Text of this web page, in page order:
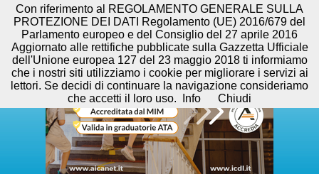
Con riferimento al REGOLAMENTO GENERALE SULLA
PROTEZIONE DEI DATI Regolamento (UE) 2016/679 del
Parlamento europeo e del Consiglio del 27 aprile 2016
Aggiornato alle rettifiche pubblicate sulla Gazzetta Ufficiale
dell'Unione europea 127 del 23 maggio 2018 ti informiamo
che i nostri siti utilizziamo i cookie per migliorare i servizi ai
lettori. Se decidi di continuare la navigazione consideriamo
che accetti il loro uso.
Info Chiudi